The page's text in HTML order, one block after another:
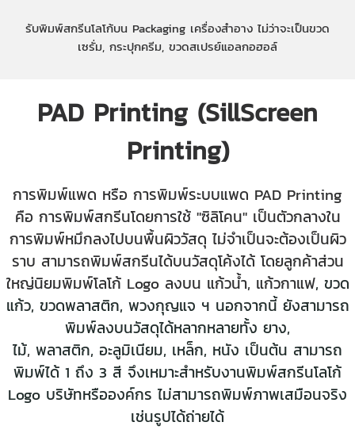
รับพิมพ์สกรีนโลโก้บน Packaging เครื่องสำอาง ไม่ว่าจะเป็นขวด
เซรั่ม, กระปุกครีม, ขวดสเปรย์แอลกอฮอล์
PAD Printing (SillScreen
Printing)
การพิมพ์แพด หรือ การพิมพ์ระบบแพด PAD Printing
คือ การพิมพ์สกรีนโดยการใช้ "ซิลิโคน" เป็นตัวกลางใน
การพิมพ์หมึกลงไปบนพื้นผิววัสดุ ไม่จำเป็นจะต้องเป็นผิว
ราบ สามารถพิมพ์สกรีนได้บนวัสดุโค้งได้ โดยลูกค้าส่วน
ใหญ่นิยมพิมพ์โลโก้ Logo ลงบน แก้วน้ำ, แก้วกาแฟ, ขวด
แก้ว, ขวดพลาสติก, พวงกุญแจ ฯ นอกจากนี้ ยังสามารถ
พิมพ์ลงบนวัสดุได้หลากหลายทั้ง ยาง,
ไม้, พลาสติก, อะลูมิเนียม, เหล็ก, หนัง เป็นต้น สามารถ
พิมพ์ได้ 1 ถึง 3 สี จึงเหมาะสำหรับงานพิมพ์สกรีนโลโก้
Logo บริษัทหรือองค์กร ไม่สามารถพิมพ์ภาพเสมือนจริง
เช่นรูปได้ถ่ายได้